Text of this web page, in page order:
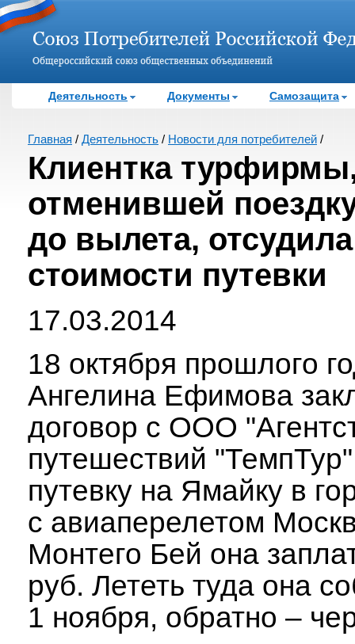
Деятельность Документы Самозащита
Главная / Деятельность / Новости для потребителей /
Клиентка
отменившей
до вылета,
стоимости путевки
17.03.2014
18 октября прошлого
Ангелина Ефимова
договор с ООО
путешествий
путевку на Ямайку в
с авиаперелетом
Монтего Бей она
руб. Лететь туда она
1 ноября, обратно –